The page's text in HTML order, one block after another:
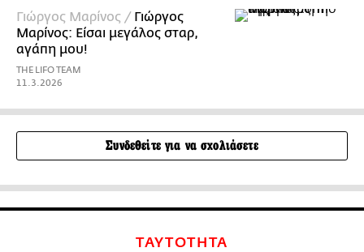
Γιώργος Μαρίνος / Γιώργος
Μαρίνος: Είσαι μεγάλος σταρ,
αγάπη μου!
THE LIFO TEAM
11.3.2026
Συνδεθείτε για να σχολιάσετε
ΤΑΥΤΟΤΗΤΑ